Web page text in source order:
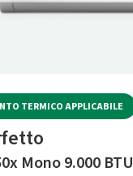
TERMICO APPLICABILE
Mono 9.000 BTU